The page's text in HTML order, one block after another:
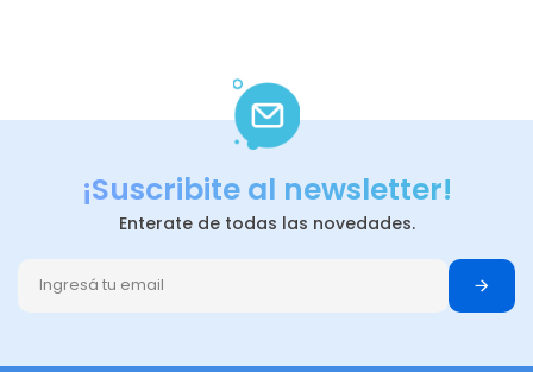
¡Suscribite al newsletter!
Enterate de todas las novedades.